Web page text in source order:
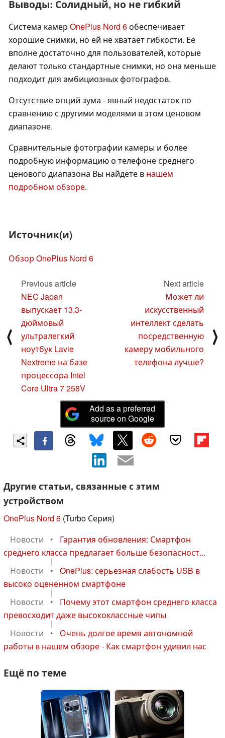
Выводы: Солидный, но не гибкий
Система камер OnePlus Nord 6обеспечивает
хорошие снимки, но ей не хватает гибкости. Ее
вполне достаточно для пользователей, которые
делают только стандартные снимки, но она меньше
подходит для амбициозных фотографов.
Отсутствие опций зума - явный недостаток по
сравнению с другими моделями в этом ценовом
диапазоне.
Сравнительные фотографии камеры и более
подробную информацию о телефоне среднего
ценового диапазона Вы найдете в нашем
подробном обзоре.
Источник(и)
Обзор OnePlus Nord 6
⟨
Previous article
NEC Japan
выпускает 13,3-
дюймовый
ультралегкий
ноутбук Lavie
Nextreme на базе
процессора Intel
Core Ultra 7 258V
Next article
Может ли
искусственный
интеллект сделать
посредственную
камеру мобильного
телефона лучше?
⟩
Add as a preferred
source on Google
Другие статьи, связанные с этим
устройством
OnePlus Nord 6 (Turbo Серия)
Новости
•
Гарантия обновления: Смартфон
среднего класса предлагает больше безопасност...
|
Новости
•
OnePlus: серьезная слабость USB в
высоко оцененном смартфоне
|
Новости
•
Почему этот смартфон среднего класса
превосходит даже высококлассные чипы
|
Новости
•
Очень долгое время автономной
работы в нашем обзоре - Как смартфон удивил нас
Ещё по теме